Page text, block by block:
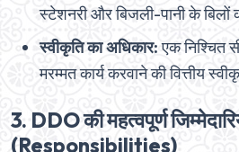
स्टेशनरी और बिजली-पानी के बिलों
स्वीकृति का अधिकार:एक निश्चित
मरम्मत कार्य करवाने की वित्तीय
3. DDO की महत्वपूर्ण
(Responsibilities)